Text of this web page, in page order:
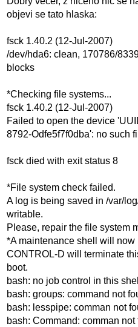
objevi se tato hlaska:
fsck 1.40.2 (12-Jul-2007)
/dev/hda6: clean, 170786/
blocks
*Checking file systems...
fsck 1.40.2 (12-Jul-2007)
Failed to open the device
8792-Odfe5f7f0dba': no such
fsck died with exit status 8
*File system check failed.
A log is being saved in /var/
writable.
Please, repair the file system
*A maintenance shell will now
CONTROL-D will terminate
boot.
bash: no job control in this shell
bash: groups: command not
bash: lesspipe: comman not
bash: Command: comman not